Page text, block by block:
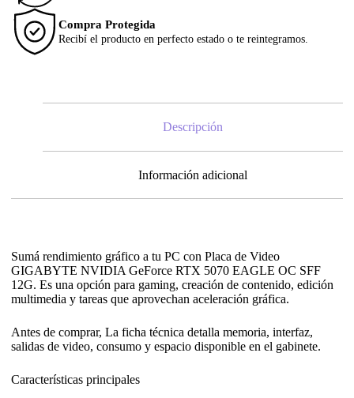
Compra Protegida
Recibí el producto en perfecto estado o te reintegramos.
Descripción
Información adicional
Sumá rendimiento gráfico a tu PC con Placa de Video
GIGABYTE NVIDIA GeForce RTX 5070 EAGLE OC SFF
12G. Es una opción para gaming, creación de contenido, edición
multimedia y tareas que aprovechan aceleración gráfica.
Antes de comprar, La ficha técnica detalla memoria, interfaz,
salidas de video, consumo y espacio disponible en el gabinete.
Características principales